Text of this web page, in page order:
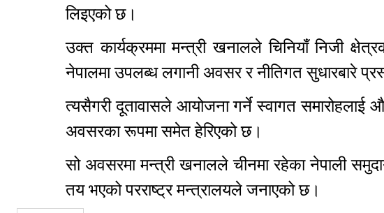
लिइएको छ।
उक्त कार्यक्रममा मन्त्री खनालले चिनियाँ निजी
नेपालमा उपलब्ध लगानी अवसर र नीतिगत सुधारबारे
त्यसैगरी दूतावासले आयोजना गर्ने स्वागत
अवसरका रूपमा समेत हेरिएको छ।
सो अवसरमा मन्त्री खनालले चीनमा रहेका नेपाली
तय भएको परराष्ट्र मन्त्रालयले जनाएको छ।